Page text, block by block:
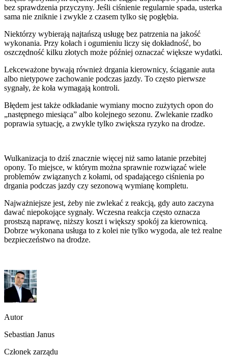
bez sprawdzenia przyczyny. Jeśli ciśnienie regularnie spada, usterka
sama nie zniknie i zwykle z czasem tylko się pogłębia.
Niektórzy wybierają najtańszą usługę bez patrzenia na jakość
wykonania. Przy kołach i ogumieniu liczy się dokładność, bo
oszczędność kilku złotych może później oznaczać większe wydatki.
Lekceważone bywają również drgania kierownicy, ściąganie auta
albo nietypowe zachowanie podczas jazdy. To często pierwsze
sygnały, że koła wymagają kontroli.
Błędem jest także odkładanie wymiany mocno zużytych opon do
„następnego miesiąca” albo kolejnego sezonu. Zwlekanie rzadko
poprawia sytuację, a zwykle tylko zwiększa ryzyko na drodze.
Wulkanizacja to dziś znacznie więcej niż samo łatanie przebitej
opony. To miejsce, w którym można sprawnie rozwiązać wiele
problemów związanych z kołami, od spadającego ciśnienia po
drgania podczas jazdy czy sezonową wymianę kompletu.
Najważniejsze jest, żeby nie zwlekać z reakcją, gdy auto zaczyna
dawać niepokojące sygnały. Wczesna reakcja często oznacza
prostszą naprawę, niższy koszt i większy spokój za kierownicą.
Dobrze wykonana usługa to z kolei nie tylko wygoda, ale też realne
bezpieczeństwo na drodze.
Autor
Sebastian Janus
Członek zarządu